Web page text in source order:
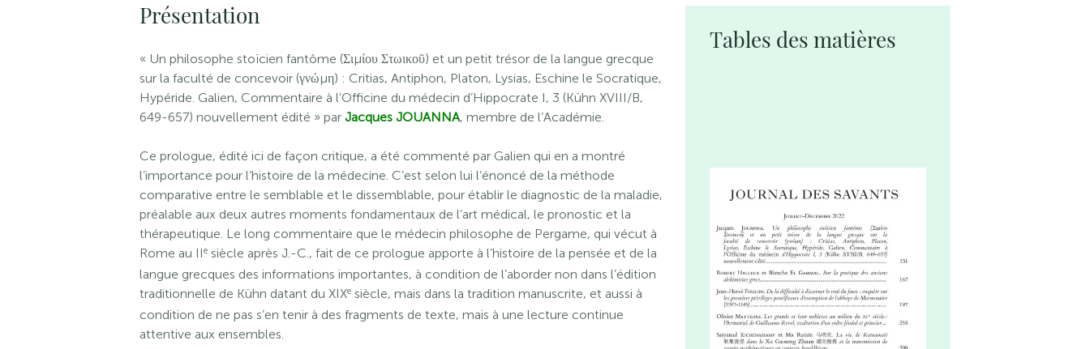
Présentation
« Un philosophe stoïcien fantôme (Σιμίου Στωικοῦ) et un petit trésor de la langue grecque
sur la faculté de concevoir (γνώμη) : Critias, Antiphon, Platon, Lysias, Eschine le Socratique,
Hypéride. Galien, Commentaire à l’Officine du médecin d’Hippocrate I, 3 (Kühn XVIII/B,
649-657) nouvellement édité » par Jacques JOUANNA, membre de l’Académie.
Ce prologue, édité ici de façon critique, a été commenté par Galien qui en a montré
l’importance pour l’histoire de la médecine. C’est selon lui l’énoncé de la méthode
comparative entre le semblable et le dissemblable, pour établir le diagnostic de la maladie,
préalable aux deux autres moments fondamentaux de l’art médical, le pronostic et la
thérapeutique. Le long commentaire que le médecin philosophe de Pergame, qui vécut à
Rome au IIe siècle après J.-C., fait de ce prologue apporte à l’histoire de la pensée et de la
langue grecques des informations importantes, à condition de l’aborder non dans l’édition
traditionnelle de Kühn datant du XIXe siècle, mais dans la tradition manuscrite, et aussi à
condition de ne pas s’en tenir à des fragments de texte, mais à une lecture continue
attentive aux ensembles.
Tables des matières